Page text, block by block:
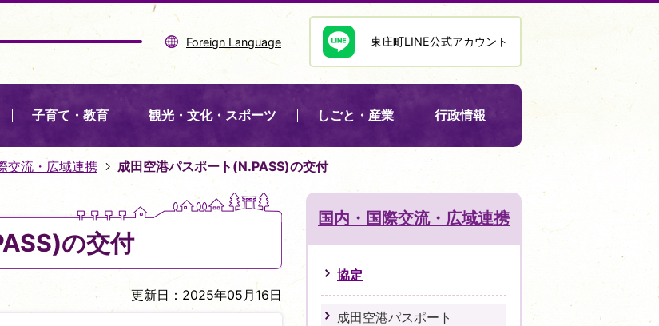
Foreign Language 東庄町LINE公式アカウント
子育て・教育 観光・文化・スポーツ しごと・産業 行政情報
交流・広域連携 成田空港パスポート(N.PASS)の交付
の交付
更新日：2025年05月16日
国内・国際交流・広域連携
協定
成田空港パスポート